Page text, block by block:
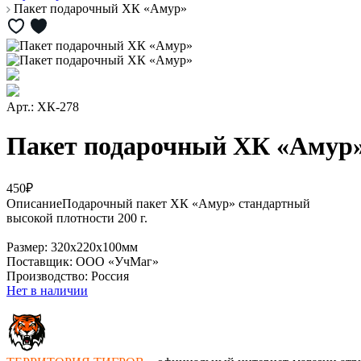
Пакет подарочный ХК «Амур»
Арт.: ХК-278
Пакет подарочный ХК
450₽
ОписаниеПодарочный пакет ХК «Амур» стандартный
высокой плотности 200 г.
Размер: 320х220х100мм
Поставщик: ООО «УчМаг»
Производство: Россия
Нет в наличии